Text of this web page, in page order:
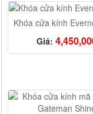
Khóa cửa kính
Giá: